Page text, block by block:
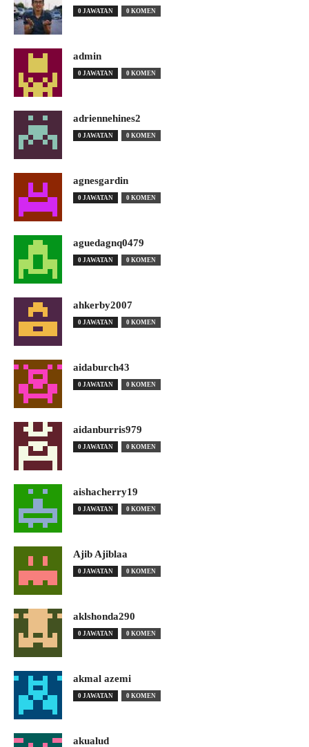
0 JAWATAN 0 KOMEN
admin
0 JAWATAN 0 KOMEN
adriennehines2
0 JAWATAN 0 KOMEN
agnesgardin
0 JAWATAN 0 KOMEN
aguedagnq0479
0 JAWATAN 0 KOMEN
ahkerby2007
0 JAWATAN 0 KOMEN
aidaburch43
0 JAWATAN 0 KOMEN
aidanburris979
0 JAWATAN 0 KOMEN
aishacherry19
0 JAWATAN 0 KOMEN
Ajib Ajiblaa
0 JAWATAN 0 KOMEN
aklshonda290
0 JAWATAN 0 KOMEN
akmal azemi
0 JAWATAN 0 KOMEN
akualud